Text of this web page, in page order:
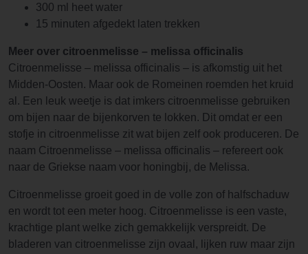
300 ml heet water
15 minuten afgedekt laten trekken
Meer over citroenmelisse – melissa officinalis
Citroenmelisse – melissa officinalis – is afkomstig uit het
Midden-Oosten. Maar ook de Romeinen roemden het kruid
al. Een leuk weetje is dat imkers citroenmelisse gebruiken
om bijen naar de bijenkorven te lokken. Dit omdat er een
stofje in citroenmelisse zit wat bijen zelf ook produceren. De
naam Citroenmelisse – melissa officinalis – refereert ook
naar de Griekse naam voor honingbij, de Melissa.
Citroenmelisse groeit goed in de volle zon of halfschaduw
en wordt tot een meter hoog. Citroenmelisse is een vaste,
krachtige plant welke zich gemakkelijk verspreidt. De
bladeren van citroenmelisse zijn ovaal, lijken ruw maar zijn